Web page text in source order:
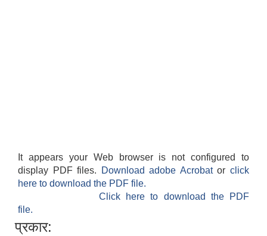
It appears your Web browser is not configured to
display PDF files.
Download adobe Acrobatorclick
here to download the PDF file.
Click here to download the PDF
file.
प्रकार: